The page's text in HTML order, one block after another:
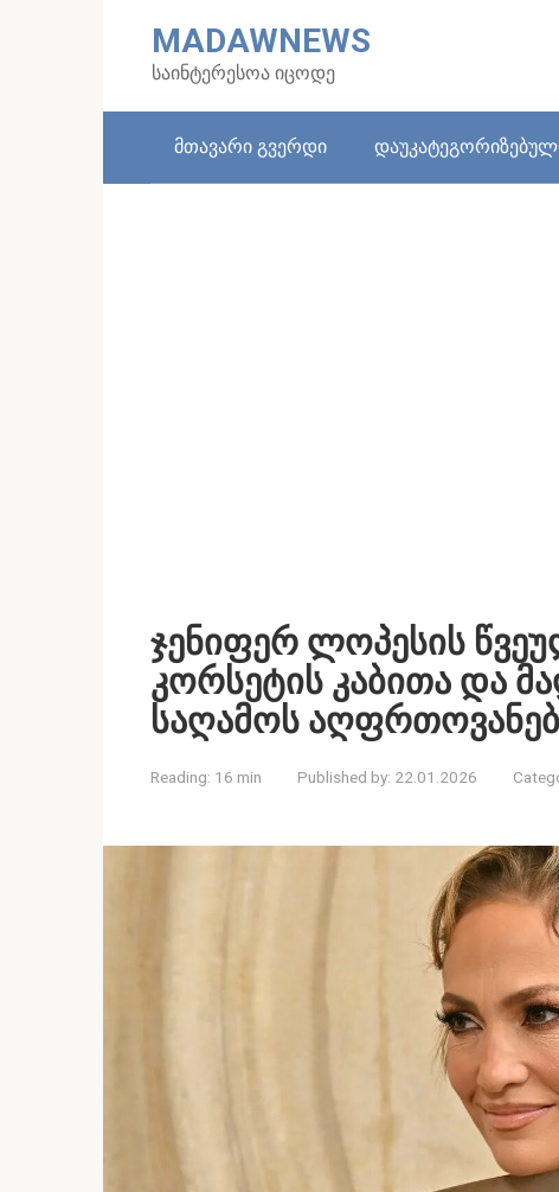
MADAWNEWS
საინტერესოა იცოდე
მთავარი გვერდი
ჯენიფერ ლოპესის
კორსეტის კაბითა და
საღამოს
Reading: 16 min Published by: 22.01.2026